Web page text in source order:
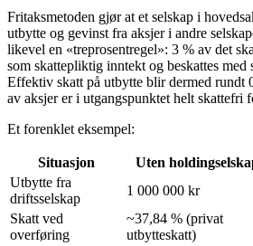
Fritaksmetoden gjør at et selskap i
utbytte og gevinst fra aksjer i andre
likevel en «treprosentregel»: 3 % av det
som skattepliktig inntekt og beskattes med
Effektiv skatt på utbytte blir dermed rundt
av aksjer er i utgangspunktet helt skattefri
Et forenklet eksempel:
Situasjon Uten
Utbytte fra
driftsselskap
1 000 000 kr
Skatt ved
overføring
~37,84 % (privat
utbytteskatt)